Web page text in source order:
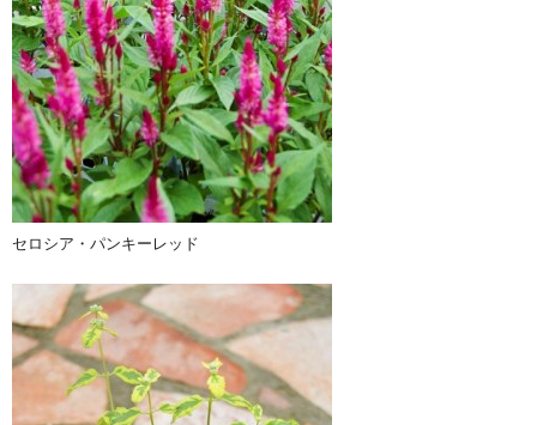
セロシア・パンキーレッド